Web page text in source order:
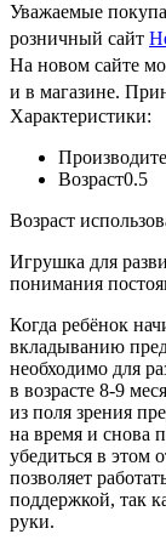
Уважаемые
розничный сайт
На новом сайте
и в магазине.
Характеристики:
Возраст0.5
Возраст
Игрушка для
понимания
Когда ребёнок
вкладыванию
необходимо для
в возрасте 8-9
из поля зрения
на время и снова
убедиться в этом
позволяет
поддержкой, так
руки.